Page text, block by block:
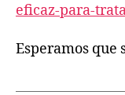
eficaz-para-
Esperamos